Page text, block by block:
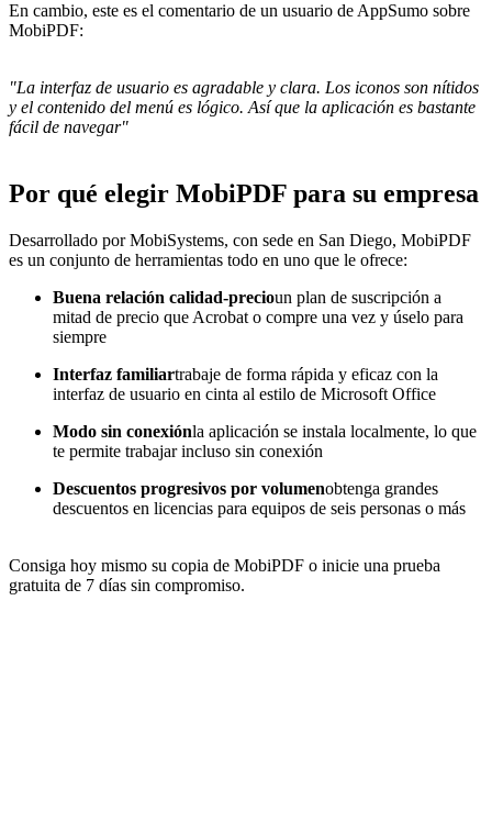
En cambio, este es el comentario de un usuario de AppSumo sobre
MobiPDF:
"La interfaz de usuario es agradable y clara. Los iconos son nítidos
y el contenido del menú es lógico. Así que la aplicación es bastante
fácil de navegar"
Por qué elegir MobiPDF para su empresa
Desarrollado por MobiSystems, con sede en San Diego, MobiPDF
es un conjunto de herramientas todo en uno que le ofrece:
Buena relación calidad-precioun plan de suscripción a
mitad de precio que Acrobat o compre una vez y úselo para
siempre
Interfaz familiartrabaje de forma rápida y eficaz con la
interfaz de usuario en cinta al estilo de Microsoft Office
Modo sin conexiónla aplicación se instala localmente, lo que
te permite trabajar incluso sin conexión
Descuentos progresivos por volumenobtenga grandes
descuentos en licencias para equipos de seis personas o más
Consiga hoy mismo su copia de MobiPDF o inicie una prueba
gratuita de 7 días sin compromiso.